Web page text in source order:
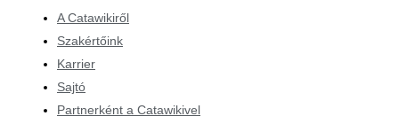
A Catawikiről
Szakértőink
Karrier
Sajtó
Partnerként a Catawikivel